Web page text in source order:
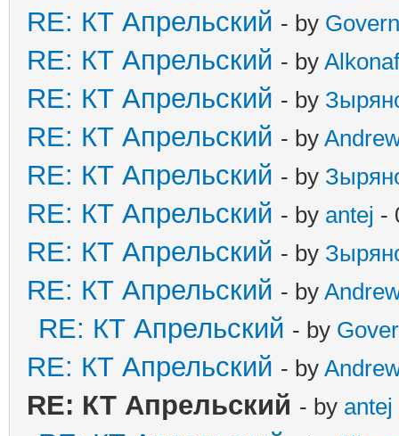
RE: КТ Апрельский - by
RE: КТ Апрельский - by
RE: КТ Апрельский - by
RE: КТ Апрельский - by
RE: КТ Апрельский - by
RE: КТ Апрельский - by antej -
RE: КТ Апрельский - by
RE: КТ Апрельский - by
RE: КТ Апрельский - by
RE: КТ Апрельский - by
RE: КТ Апрельский - by antej